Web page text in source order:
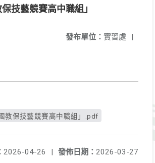
保技藝競賽高中職組」
發布單位： 實習處 |
教保技藝競賽高中職組」.pdf
發佈日期： 2026-03-27
2026-04-26
|